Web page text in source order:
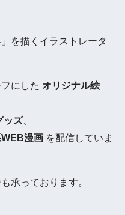
を描くイラストレータ
にした オリジナル絵
ッズ、
漫画を配信していま
承っております。